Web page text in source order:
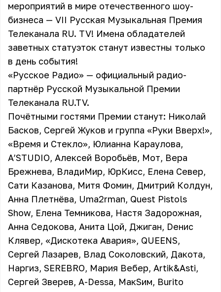
мероприятий в мире отечественного шоу-
бизнеса — VII Русская Музыкальная Премия
Телеканала RU. TV! Имена обладателей
заветных статуэток станут известны только
в день события!
«Русское Радио» — официальный радио-
партнёр Русской Музыкальной Премии
Телеканала RU.TV.
Почётными гостями Премии станут: Николай
Басков, Сергей Жуков и группа «Руки Вверх!»,
«Время и Стекло», Юлианна Караулова,
A’STUDIO, Алексей Воробьёв, Mот, Вера
Брежнева, ВладиМир, ЮрКисс, Елена Север,
Сати Казанова, Митя Фомин, Дмитрий Колдун,
Анна Плетнёва, Uma2rman, Quest Pistols
Show, Елена Темникова, Настя Задорожная,
Анна Седокова, Анита Цой, Джиган, Dенис
Клявер, «Дискотека Авария», QUEENS,
Сергей Лазарев, Влад Соколовский, Дакота,
Наргиз, SEREBRO, Мария Вебер, Artik&Asti,
Сергей Зверев, A-Dessa, МакSим, Burito